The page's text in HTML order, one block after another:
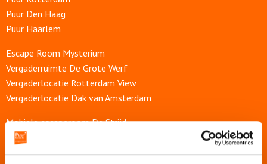
Puur Den Haag
Puur Haarlem
Escape Room Mysterium
Vergaderruimte De Grote Werf
Vergaderlocatie Rotterdam View
Vergaderlocatie Dak van Amsterdam
Mobiele escaperoom De Strijd
Wij organiseren jouw